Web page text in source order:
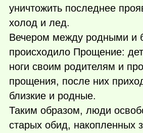
уничтожить последнее
холод и лед.
Вечером между родными и
происходило Прощение:
ноги своим родителям и
прощения, после них
близкие и родные.
Таким образом, люди
старых обид, накопленных